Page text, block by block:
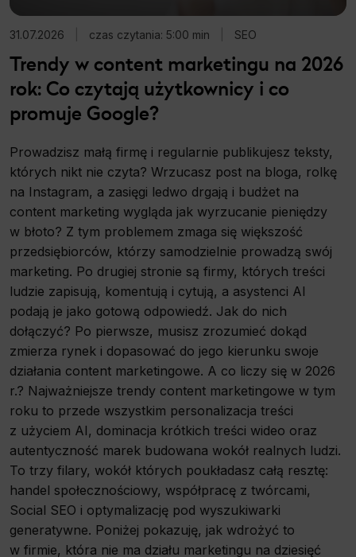
31.07.2026 czas czytania: 5:00 min SEO
Trendy w content marketingu na 2026
rok: Co czytają użytkownicy i co
promuje Google?
Prowadzisz małą firmę i regularnie publikujesz teksty,
których nikt nie czyta? Wrzucasz post na bloga, rolkę
na Instagram, a zasięgi ledwo drgają i budżet na
content marketing wygląda jak wyrzucanie pieniędzy
w błoto? Z tym problemem zmaga się większość
przedsiębiorców, którzy samodzielnie prowadzą swój
marketing. Po drugiej stronie są firmy, których treści
ludzie zapisują, komentują i cytują, a asystenci AI
podają je jako gotową odpowiedź. Jak do nich
dołączyć? Po pierwsze, musisz zrozumieć dokąd
zmierza rynek i dopasować do jego kierunku swoje
działania content marketingowe. A co liczy się w 2026
r.? Najważniejsze trendy content marketingowe w tym
roku to przede wszystkim personalizacja treści
z użyciem AI, dominacja krótkich treści wideo oraz
autentyczność marek budowana wokół realnych ludzi.
To trzy filary, wokół których poukładasz całą resztę:
handel społecznościowy, współpracę z twórcami,
Social SEO i optymalizację pod wyszukiwarki
generatywne. Poniżej pokazuję, jak wdrożyć to
w firmie, która nie ma działu marketingu na dziesięć